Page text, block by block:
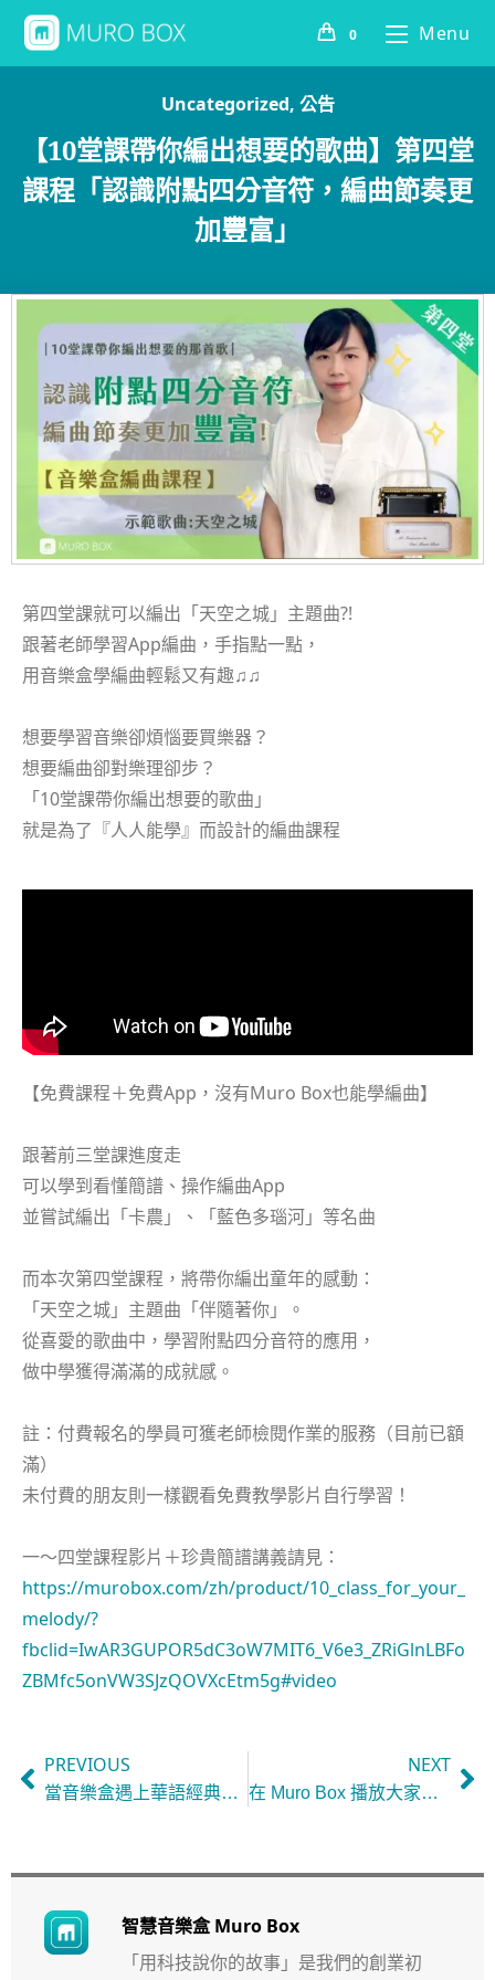
0 Menu
Uncategorized, 公告
【10堂課帶你編出想要的歌曲】第四堂
課程「認識附點四分音符，編曲節奏更
加豐富」
第四堂課就可以編出「天空之城」主題曲?!
跟著老師學習App編曲，手指點一點，
用音樂盒學編曲輕鬆又有趣♫♫
想要學習音樂卻煩惱要買樂器？
想要編曲卻對樂理卻步？
「10堂課帶你編出想要的歌曲」
就是為了『人人能學』而設計的編曲課程
【免費課程＋免費App，沒有Muro Box也能學編曲】
跟著前三堂課進度走
可以學到看懂簡譜、操作編曲App
並嘗試編出「卡農」、「藍色多瑙河」等名曲
而本次第四堂課程，將帶你編出童年的感動：
「天空之城」主題曲「伴隨著你」。
從喜愛的歌曲中，學習附點四分音符的應用，
做中學獲得滿滿的成就感。
註：付費報名的學員可獲老師檢閱作業的服務（目前已額
滿）
未付費的朋友則一樣觀看免費教學影片自行學習！
一～四堂課程影片＋珍貴簡譜講義請見：
https://murobox.com/zh/product/10_class_for_your_
melody/?
fbclid=IwAR3GUPOR5dC3oW7MIT6_V6e3_ZRiGlnLBFo
ZBMfc5onVW3SJzQOVXcEtm5g#video
PREVIOUS
當音樂盒遇上華語經典歌曲，將擦出觸動人心的新火花！
NEXT
在 Muro Box 播放大家心目中的吉卜力經典動畫主題曲！
智慧音樂盒 Muro Box
「用科技說你的故事」是我們的創業初